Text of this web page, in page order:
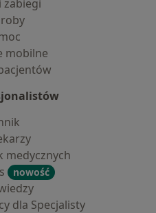
zabiegi
mobilne
medycznych
nowość
dla Specjalisty